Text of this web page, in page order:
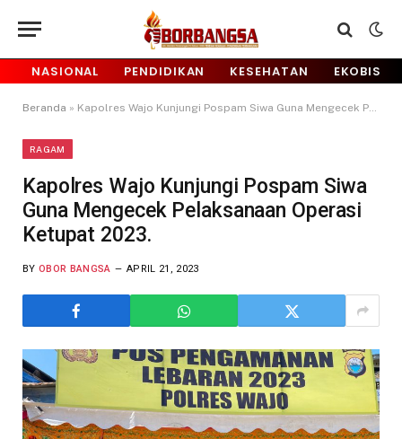
NASIONAL PENDIDIKAN KESEHATAN EKOBIS
Beranda » Kapolres Wajo Kunjungi Pospam Siwa Guna Mengecek Pelaksanaan Operasi Ketupat 2023.
RAGAM
Kapolres Wajo Kunjungi Pospam Siwa
Guna Mengecek Pelaksanaan Operasi
Ketupat 2023.
BY OBOR BANGSA APRIL 21, 2023